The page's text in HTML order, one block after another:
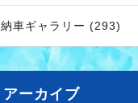
納車ギャラリー (293)
アーカイブ